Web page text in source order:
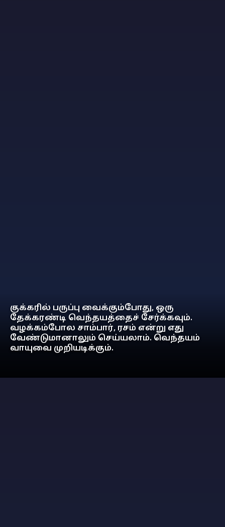
குக்கரில் பருப்பு வைக்கும்போது, ஒரு
தேக்கரண்டி வெந்தயத்தைச் சேர்க்கவும்.
வழக்கம்போல சாம்பார், ரசம் என்று எது
வேண்டுமானாலும் செய்யலாம். வெந்தயம்
வாயுவை முறியடிக்கும்.